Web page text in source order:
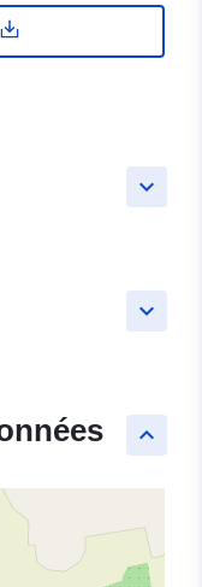
keyboard_arrow_down
keyboard_arrow_down
keyboard_arrow_up